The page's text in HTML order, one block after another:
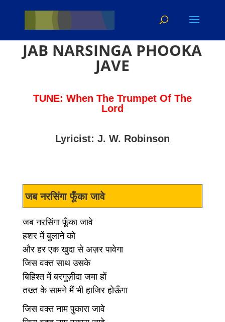
JAB NARSINGA PHOOKA
JAVE
TUNE: When The Trumpet Of The
Lord
Lyricist: J. W. Robinson
जब नरसिंगा फूँका जावे
जब नरसिंगा फूँका जावे
हशर में बुलाने को
और हर एक खुदा से अज़र पावेगा
जिस वक्त साथ उसके
बिहिश्त में बरगुज़ीदा जमा हों
तख्त के सामने मैं भी हाजिर होऊँगा
जिस वक्त नाम पुकारा जावे